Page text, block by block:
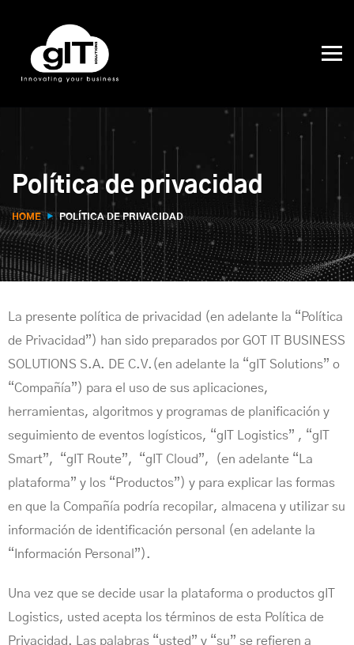
Política de privacidad
HOME POLÍTICA DE PRIVACIDAD
La presente política de privacidad (en adelante la “Política
de Privacidad”) han sido preparados por GOT IT BUSINESS
SOLUTIONS S.A. DE C.V.(en adelante la “gIT Solutions” o
“Compañía”) para el uso de sus aplicaciones,
herramientas, algoritmos y programas de planificación y
seguimiento de eventos logísticos, “gIT Logistics” , “gIT
Smart”, “gIT Route”, “gIT Cloud”, (en adelante “La
plataforma” y los “Productos”) y para explicar las formas
en que la Compañía podría recopilar, almacena y utilizar su
información de identificación personal (en adelante la
“Información Personal”).
Una vez que se decide usar la plataforma o productos gIT
Logistics, usted acepta los términos de esta Política de
Privacidad. Las palabras “usted” y “su” se refieren a